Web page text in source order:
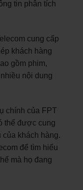
tin phân tích
cung cấp
khách hàng
gồm phim,
nội dung
chính của FPT
thể được cung
của khách hàng.
để tìm hiểu
mà họ đang